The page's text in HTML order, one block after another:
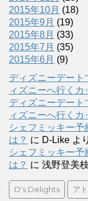
2015年10月 (18)
2015年9月 (19)
2015年8月 (33)
2015年7月 (35)
2015年6月 (9)
ディズニーデー
ィズニーへ行くカ
ディズニーデー
ィズニーへ行くカ
シェフミッキー
は？ に D-Like より
シェフミッキー
は？ に 浅野登美枝
D's Delights ア